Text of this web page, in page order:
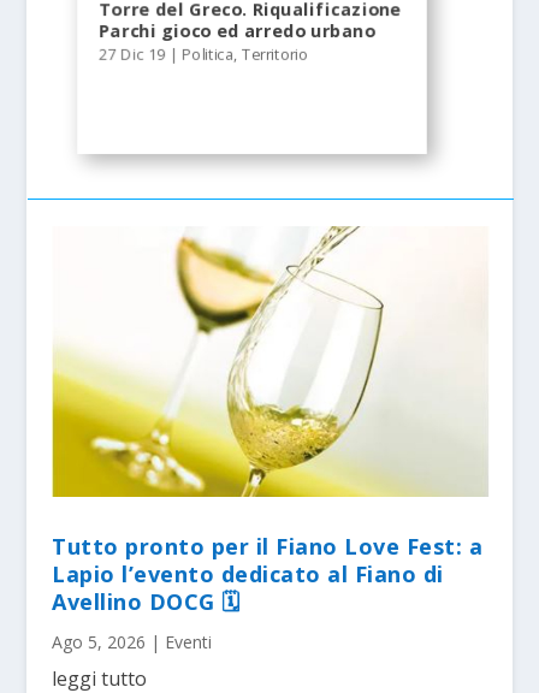
Torre del Greco. Riqualificazione
Parchi gioco ed arredo urbano
27 Dic 19 | Politica,Territorio
Tutto pronto per il Fiano Love Fest: a
Lapio l’evento dedicato al Fiano di
Avellino DOCG 🗓
Ago 5, 2026 | Eventi
leggi tutto